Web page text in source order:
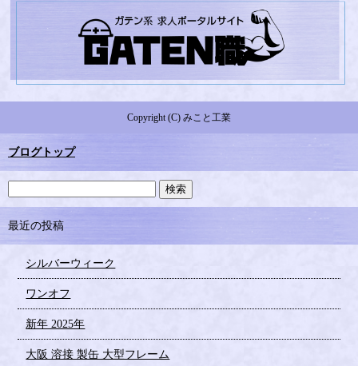
Copyright (C) みこと工業
ブログトップ
最近の投稿
シルバーウィーク
ワンオフ
新年 2025年
大阪 溶接 製缶 大型フレーム